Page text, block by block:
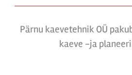
Pärnu kaevetehnik OÜ
kaeve -ja